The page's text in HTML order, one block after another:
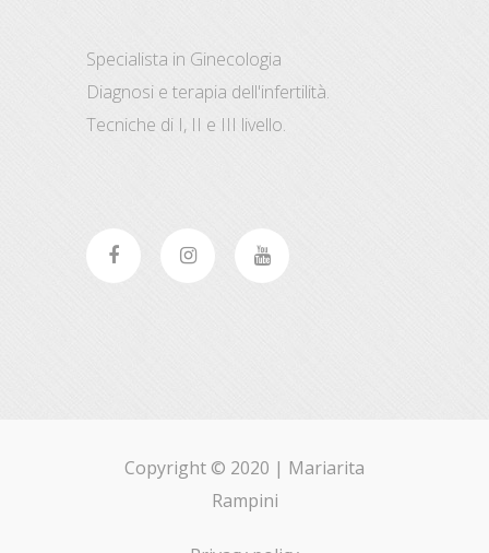
Specialista in Ginecologia
Diagnosi e terapia dell'infertilità.
Tecniche di I, II e III livello.
Copyright © 2020 | Mariarita
Rampini